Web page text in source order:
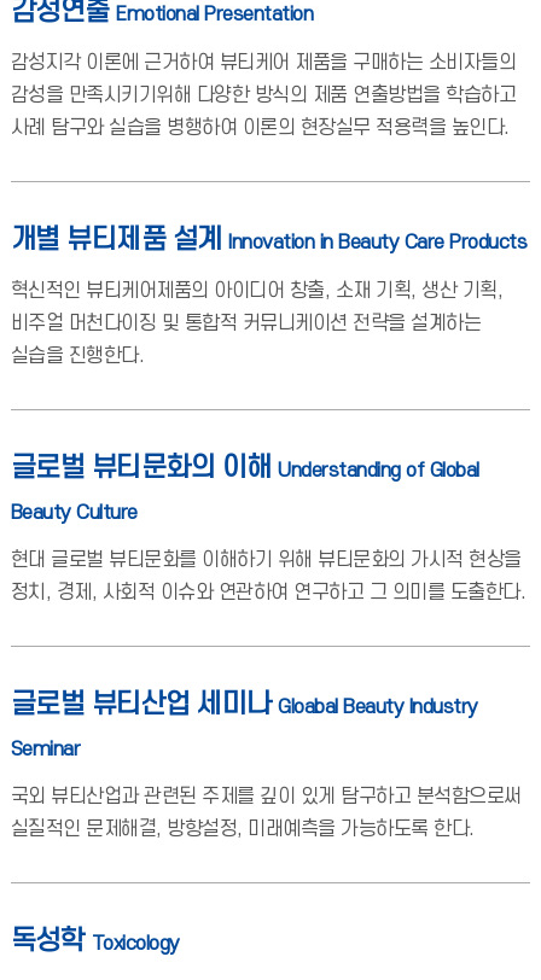
감성연출 Emotional Presentation
감성지각 이론에 근거하여 뷰티케어 제품을 구매하는 소비자들의
감성을 만족시키기위해 다양한 방식의 제품 연출방법을 학습하고
사례 탐구와 실습을 병행하여 이론의 현장실무 적용력을 높인다.
개별 뷰티제품 설계 Innovation in Beauty Care Products
혁신적인 뷰티케어제품의 아이디어 창출, 소재 기획, 생산 기획,
비주얼 머천다이징 및 통합적 커뮤니케이션 전략을 설계하는
실습을 진행한다.
글로벌 뷰티문화의 이해 Understanding of Global
Beauty Culture
현대 글로벌 뷰티문화를 이해하기 위해 뷰티문화의 가시적 현상을
정치, 경제, 사회적 이슈와 연관하여 연구하고 그 의미를 도출한다.
글로벌 뷰티산업 세미나 Gloabal Beauty Industry
Seminar
국외 뷰티산업과 관련된 주제를 깊이 있게 탐구하고 분석함으로써
실질적인 문제해결, 방향설정, 미래예측을 가능하도록 한다.
독성학 Toxicology